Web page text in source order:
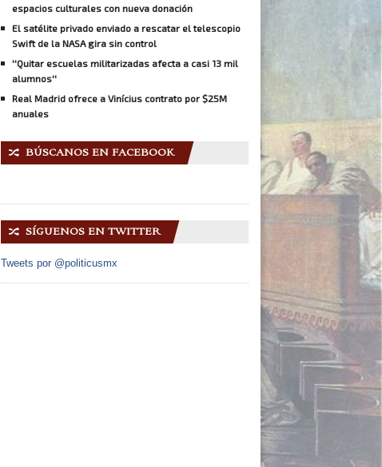
espacios culturales con nueva donación
El satélite privado enviado a rescatar el telescopio
Swift de la NASA gira sin control
''Quitar escuelas militarizadas afecta a casi 13 mil
alumnos''
Real Madrid ofrece a Vinícius contrato por $25M
anuales
🔀 BÚSCANOS EN FACEBOOK
🔀 SÍGUENOS EN TWITTER
Tweets por @politicusmx